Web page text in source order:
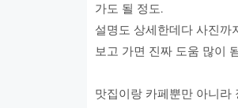
가도 될 정도.
설명도 상세한데다 사진까
보고 가면 진짜 도움 많이
맛집이랑 카페뿐만 아니라